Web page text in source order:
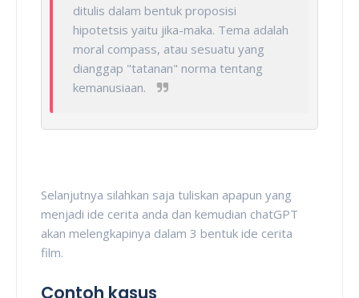
ditulis dalam bentuk proposisi
hipotetsis yaitu jika-maka. Tema adalah
moral compass, atau sesuatu yang
dianggap "tatanan" norma tentang
kemanusiaan.
Selanjutnya silahkan saja tuliskan apapun yang
menjadi ide cerita anda dan kemudian chatGPT
akan melengkapinya dalam 3 bentuk ide cerita
film.
Contoh kasus